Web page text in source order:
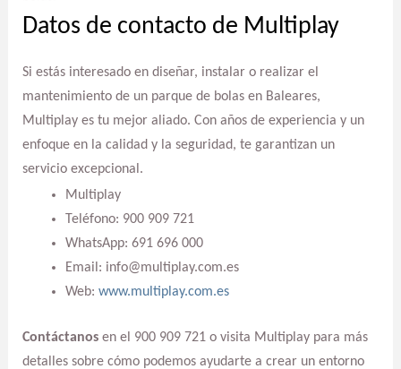
Datos de contacto de Multiplay
Si estás interesado en diseñar, instalar o realizar el
mantenimiento de un parque de bolas en Baleares,
Multiplay es tu mejor aliado. Con años de experiencia y un
enfoque en la calidad y la seguridad, te garantizan un
servicio excepcional.
Multiplay
Teléfono: 900 909 721
WhatsApp: 691 696 000
Email: info@multiplay.com.es
Web: www.multiplay.com.es
Contáctanosen el 900 909 721 o visita Multiplay para más
detalles sobre cómo podemos ayudarte a crear un entorno